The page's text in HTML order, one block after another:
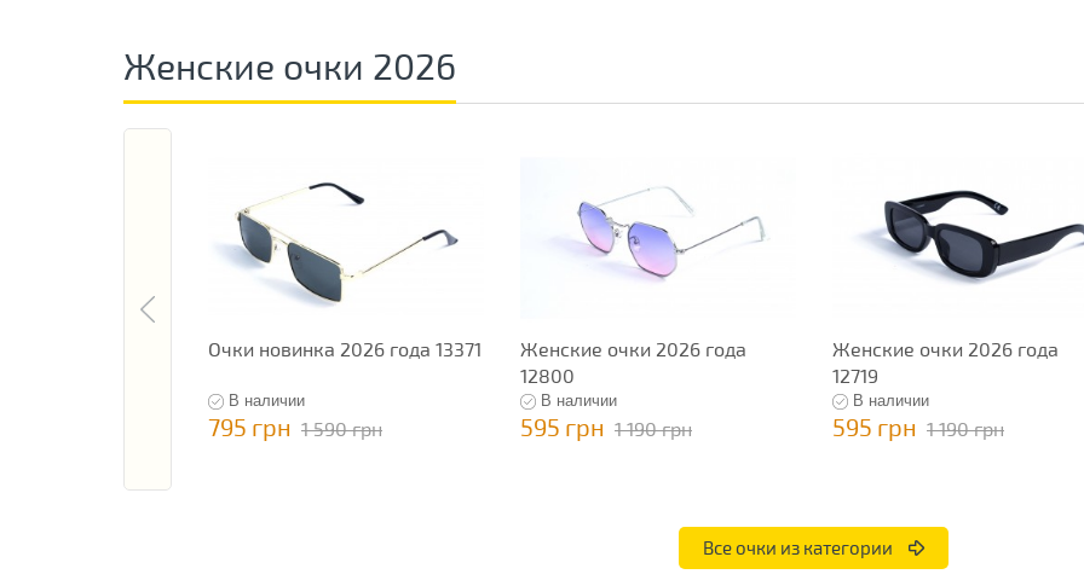
Женские очки 2026
Очки новинка 2026 года 13371
В наличии
795 грн 1 590 грн
Женские очки 2026 года
12800
В наличии
595 грн 1 190 грн
Женские очки 2026 года
12719
В наличии
595 грн 1 190 грн
Все очки из категории